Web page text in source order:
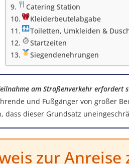
Catering Station
Kleiderbeutelabgabe
Toiletten, Umkleiden &
Startzeiten
Siegendenehrungen
am Straßenverkehr erfordert
und Fußgänger von großer
dass dieser Grundsatz
zur